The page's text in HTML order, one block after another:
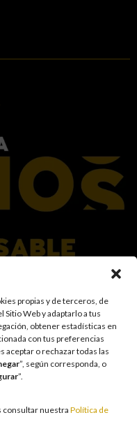
propias y de terceros, de
Web y adaptarlo a tus
obtener estadísticas en
con tus preferencias
aceptar o rechazar todas las
”, según corresponda, o
”.
consultar nuestraPolítica de
hacia el juego,
para nuestros clientes y
juego sea siempre diversión y
problemas económicos
de 18 años y a las
registros de prohibición y/o
trabajamos para reforzar una
los posibles trastornos
y mejoramos de
mediante la